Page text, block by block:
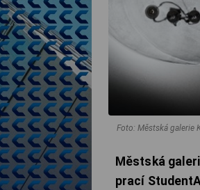
Foto: Městská galerie
Městská
prací